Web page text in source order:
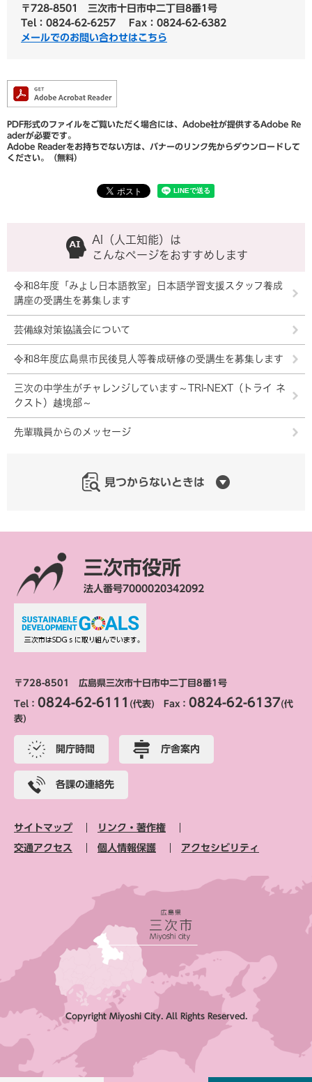
〒728-8501
三次市十日市中二丁目8番1号
Tel：0824-62-6257
Fax：0824-62-6382
メールでのお問い合わせはこちら
PDF形式のファイルをご覧いただく場合には、Adobe社が提供するAdobe Re
aderが必要です。
Adobe Readerをお持ちでない方は、バナーのリンク先からダウンロードして
ください。（無料）
AI（人工知能）は
こんなページをおすすめします
令和8年度「みよし日本語教室」日本語学習支援スタッフ養成
講座の受講生を募集します
芸備線対策協議会について
令和8年度広島県市民後見人等養成研修の受講生を募集します
三次の中学生がチャレンジしています～TRI-NEXT（トライ ネ
クスト）越境部～
先輩職員からのメッセージ
見つからないときは
三次市役所
法人番号7000020342092
〒728-8501 広島県三次市十日市中二丁目8番1号
Tel： 0824-62-6111 (代表) Fax： 0824-62-6137(代
表)
開庁時間 庁舎案内
各課の連絡先
サイトマップ リンク・著作権
交通アクセス 個人情報保護 アクセシビリティ
Copyright Miyoshi City. All Rights Reserved.